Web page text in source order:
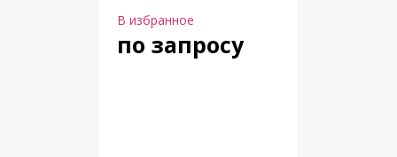
В избранное
по запросу